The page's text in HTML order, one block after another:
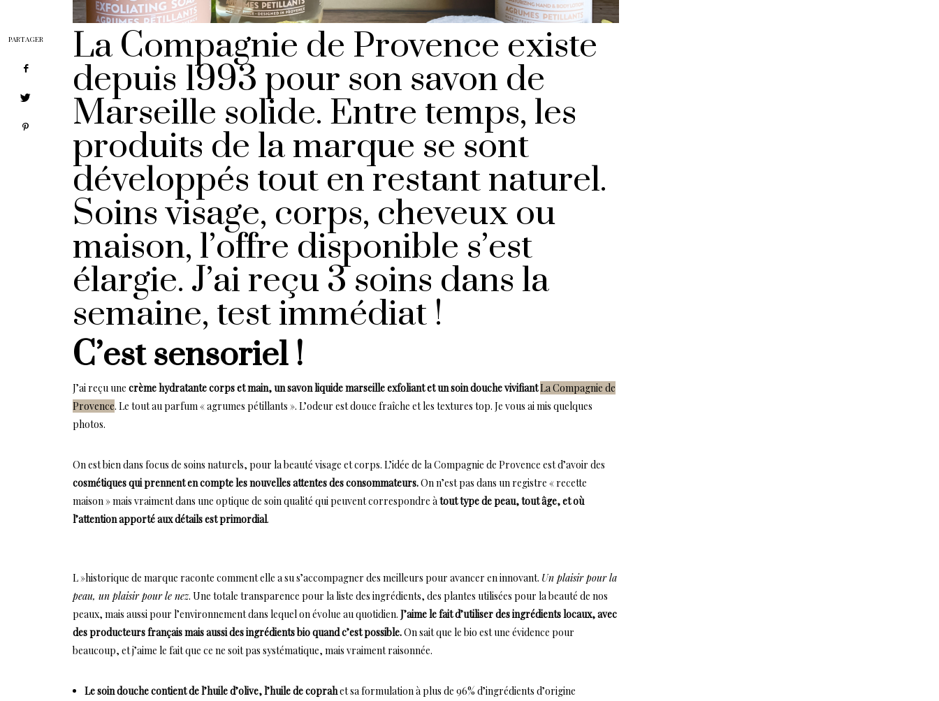
La Compagnie de Provence existe
depuis 1993 pour son savon de
Marseille solide. Entre temps, les
produits de la marque se sont
développés tout en restant naturel.
Soins visage, corps, cheveux ou
maison, l’offre disponible s’est
élargie. J’ai reçu 3 soins dans la
semaine, test immédiat !
C’est sensoriel !
J’ai reçu une crème hydratante corps et main, un savon liquide marseille exfoliant et un soin douche vivifiantLa Compagnie de
Provence. Le tout au parfum « agrumes pétillants ». L’odeur est douce fraîche et les textures top. Je vous ai mis quelques
photos.
On est bien dans focus de soins naturels, pour la beauté visage et corps. L’idée de la Compagnie de Provence est d’avoir des
cosmétiques qui prennent en compte les nouvelles attentes des consommateurs.On n’est pas dans un registre « recette
maison » mais vraiment dans une optique de soin qualité qui peuvent correspondre àtout type de peau, tout âge, et où
l’attention apporté aux détails est primordial.
L »historique de marque raconte comment elle a su s’accompagner des meilleurs pour avancer en innovant. Un plaisir pour la
peau, un plaisir pour le nez. Une totale transparence pour la liste des ingrédients, des plantes utilisées pour la beauté de nos
peaux, mais aussi pour l’environnement dans lequel on évolue au quotidien. J’aime le fait d’utiliser des ingrédients locaux, avec
des producteurs français mais aussi des ingrédients bio quand c’est possible.On sait que le bio est une évidence pour
beaucoup, et j’aime le fait que ce ne soit pas systématique, mais vraiment raisonnée.
Le soin douche contient de l’huile d’olive, l’huile de coprahet sa formulation à plus de 96% d’ingrédients d’origine
PARTAGER